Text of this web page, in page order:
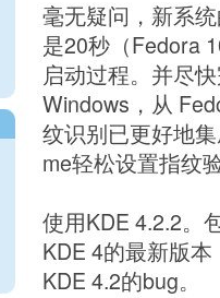
毫无疑问，新系
是20秒（Fedora
启动过程。并尽
Windows，从
纹​识​别​已​更​好​地​
me轻​松​设​置​指​纹​
使​用​KDE 4.2.2。​
KDE 4的​最​新​版​
KDE 4.2的​bug。​